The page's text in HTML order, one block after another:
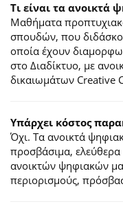
Τι είναι τα ανοικτά
Μαθήματα
σπουδών, που
οποία έχουν
στο Διαδίκτυο, με
δικαιωμάτων Creative
Υπάρχει κόστος
Όχι. Τα ανοικτά
προσβάσιμα,
ανοικτών ψηφιακών
περιορισμούς,